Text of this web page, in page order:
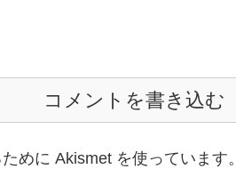
コメントを書き込む
めに Akismet を使っています。